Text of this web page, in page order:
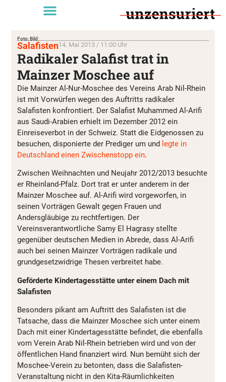
Foto: Bild:
Salafisten14. Mai 2013 / 11:00 Uhr
Radikaler Salafist trat in
Mainzer Moschee auf
Die Mainzer Al-Nur-Moschee des Vereins Arab Nil-Rhein
ist mit Vorwürfen wegen des Auftritts radikaler
Salafisten konfrontiert. Der Salafist Muhammed Al-Arifi
aus Saudi-Arabien erhielt im Dezember 2012 ein
Einreiseverbot in der Schweiz. Statt die Eidgenossen zu
besuchen, disponierte der Prediger um und legte in
Deutschland einen Zwischenstopp ein.
Zwischen Weihnachten und Neujahr 2012/2013 besuchte
er Rheinland-Pfalz. Dort trat er unter anderem in der
Mainzer Moschee auf. Al-Arifi wird vorgeworfen, in
seinen Vorträgen Gewalt gegen Frauen und
Andersgläubige zu rechtfertigen. Der
Vereinsverantwortliche Samy El Hagrasy stellte
gegenüber deutschen Medien in Abrede, dass Al-Arifi
auch bei seinen Mainzer Vorträgen radikale und
grundgesetzwidrige Thesen verbreitet habe.
Geförderte Kindertagesstätte unter einem Dach mit
Salafisten
Besonders pikant am Auftritt des Salafisten ist die
Tatsache, dass die Mainzer Moschee sich unter einem
Dach mit einer Kindertagesstätte befindet, die ebenfalls
vom Verein Arab Nil-Rhein betrieben wird und von der
öffentlichen Hand finanziert wird. Nun bemüht sich der
Moschee-Verein zu betonten, dass die Salafisten-
Veranstaltung nicht in den Kita-Räumlichkeiten